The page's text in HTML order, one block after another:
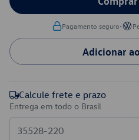
Pagamento seguro•
Adicionar
Calcule frete e prazo
Entrega em todo o Brasil